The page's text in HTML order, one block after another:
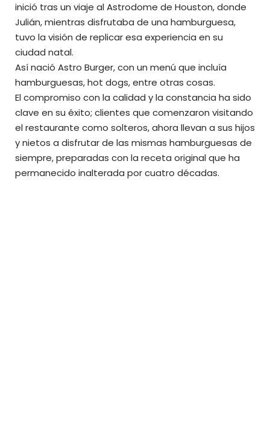
inició tras un viaje al Astrodome de Houston, donde
Julián, mientras disfrutaba de una hamburguesa,
tuvo la visión de replicar esa experiencia en su
ciudad natal.
Así nació Astro Burger, con un menú que incluía
hamburguesas, hot dogs, entre otras cosas.
El compromiso con la calidad y la constancia ha sido
clave en su éxito; clientes que comenzaron visitando
el restaurante como solteros, ahora llevan a sus hijos
y nietos a disfrutar de las mismas hamburguesas de
siempre, preparadas con la receta original que ha
permanecido inalterada por cuatro décadas.